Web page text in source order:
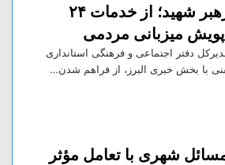
زائران تشییع رهبر شهید؛ از خدمات ۲۴
پویش میزبانی مردمی
دفتر اجتماعی و فرهنگی استانداری
با بخش خبری البرز، از فراهم شدن…
شهری با تعامل مؤثر